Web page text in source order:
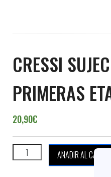
CRESSI
PRIMERAS
20,90€
CRESSI SUJECIÓN PARA
AÑADIR AL CARRITO